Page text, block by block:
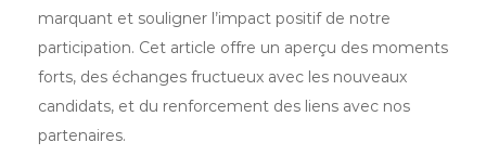
marquant et souligner l’impact positif de notre
participation. Cet article offre un aperçu des moments
forts, des échanges fructueux avec les nouveaux
candidats, et du renforcement des liens avec nos
partenaires.